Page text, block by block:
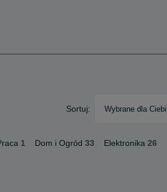
Sortuj: Wybrane dla
1 Dom i Ogród 33 Elektronika 26